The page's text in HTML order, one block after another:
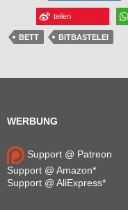
teilen
BETT BITBASTELEI
WERBUNG
Support @ Patreon
Support @ Amazon*
Support @ AliExpress*